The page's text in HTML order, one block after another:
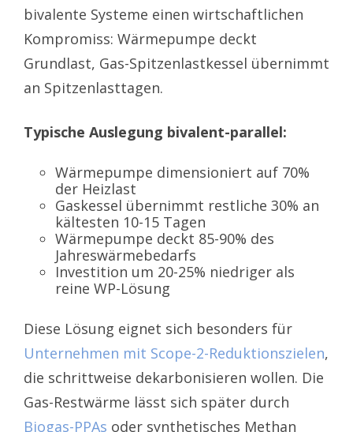
bivalente Systeme einen wirtschaftlichen
Kompromiss: Wärmepumpe deckt
Grundlast, Gas-Spitzenlastkessel übernimmt
an Spitzenlasttagen.
Typische Auslegung bivalent-parallel:
Wärmepumpe dimensioniert auf 70%
der Heizlast
Gaskessel übernimmt restliche 30% an
kältesten 10-15 Tagen
Wärmepumpe deckt 85-90% des
Jahreswärmebedarfs
Investition um 20-25% niedriger als
reine WP-Lösung
Diese Lösung eignet sich besonders für
Unternehmen mit Scope-2-Reduktionszielen,
die schrittweise dekarbonisieren wollen. Die
Gas-Restwärme lässt sich später durch
Biogas-PPAs oder synthetisches Methan